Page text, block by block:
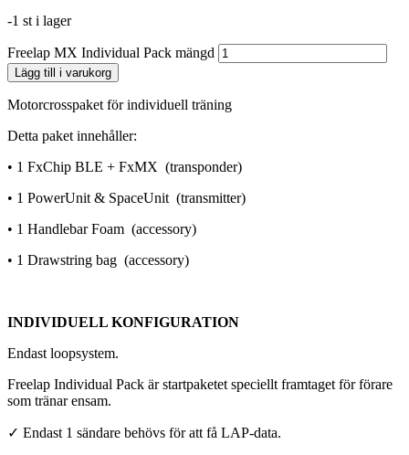
-1 st i lager
Freelap MX Individual Pack mängd
Lägg till i varukorg
Motorcrosspaket för individuell träning
Detta paket innehåller:
• 1 FxChip BLE + FxMX (transponder)
• 1 PowerUnit & SpaceUnit (transmitter)
• 1 Handlebar Foam (accessory)
• 1 Drawstring bag (accessory)
INDIVIDUELL KONFIGURATION
Endast loopsystem.
Freelap Individual Pack är startpaketet speciellt framtaget för förare
som tränar ensam.
✓ Endast 1 sändare behövs för att få LAP-data.